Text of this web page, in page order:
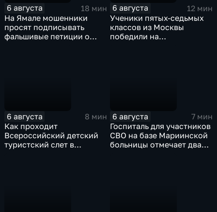
6 августа
18 мин
На Ямале мошенники
просят подписывать
фальшивые петиции о
6 августа
12 мин
Ученики пятых-седьмых
классов из Москвы
победили на
6 августа
8 мин
Как проходит
Всероссийский детский
туристский слет в
6 августа
7 мин
Госпиталь для участников
СВО на базе Мариинской
больницы отмечает два